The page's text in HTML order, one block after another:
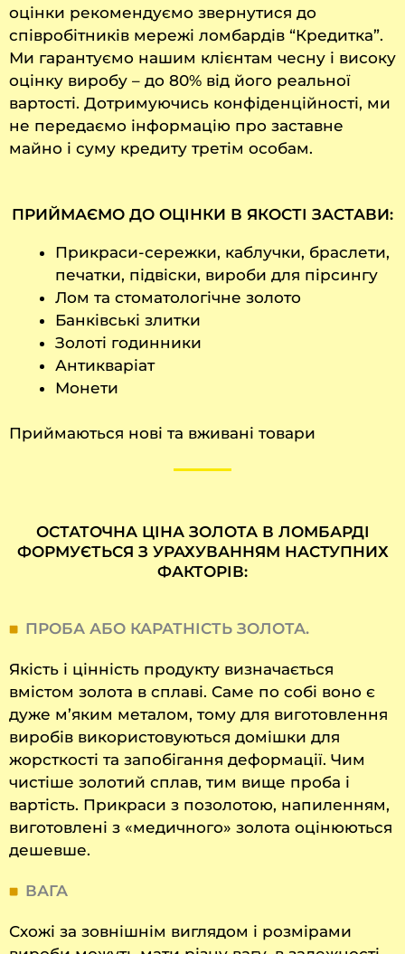
оцінки рекомендуємо звернутися до
співробітників мережі ломбардів “Кредитка”.
Ми гарантуємо нашим клієнтам чесну і високу
оцінку виробу – до 80% від його реальної
вартості. Дотримуючись конфіденційності, ми
не передаємо інформацію про заставне
майно і суму кредиту третім особам.
ПРИЙМАЄМО ДО ОЦІНКИ В ЯКОСТІ ЗАСТАВИ:
Прикраси-сережки, каблучки, браслети,
печатки, підвіски, вироби для пірсингу
Лом та стоматологічне золото
Банківські злитки
Золоті годинники
Антикваріат
Монети
Приймаються нові та вживані товари
ОСТАТОЧНА ЦІНА ЗОЛОТА В ЛОМБАРДІ
ФОРМУЄТЬСЯ З УРАХУВАННЯМ НАСТУПНИХ
ФАКТОРІВ:
ПРОБА АБО КАРАТНІСТЬ ЗОЛОТА.
Якість і цінність продукту визначається
вмістом золота в сплаві. Саме по собі воно є
дуже м’яким металом, тому для виготовлення
виробів використовуються домішки для
жорсткості та запобігання деформації. Чим
чистіше золотий сплав, тим вище проба і
вартість. Прикраси з позолотою, напиленням,
виготовлені з «медичного» золота оцінюються
дешевше.
ВАГА
Схожі за зовнішнім виглядом і розмірами